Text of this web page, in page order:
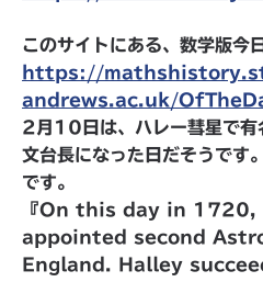
このサイトにある、数学版今
https://
andrews.ac.uk/
2月10日は、ハレー彗星で有
文台長になった日だそうです
です。
『On this day in 1720,
appointed second
England. Halley